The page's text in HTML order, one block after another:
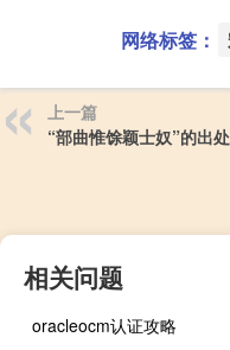
网络标签：
上一篇
“部曲惟馀颖士奴”的出
相关问题
oracleocm认证攻略